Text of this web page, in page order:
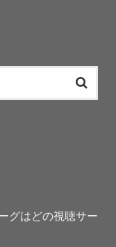
グはどの視聴サー